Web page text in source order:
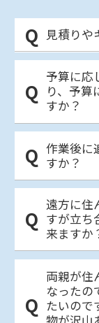
見積りや
予算に応
り、予算
すか？
作業後に
すか？
遠方に住
すが立ち
来ますか
両親が住
なったの
たいので
物が沢山